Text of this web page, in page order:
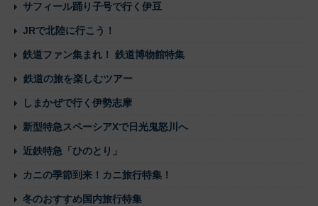
サフィール踊り子号で行く伊豆
JRで北陸に行こう！
鉄道ファン集まれ！ 鉄道博物館特集
鉄道の旅を楽しむツアー
しまかぜで行く伊勢志摩
新型特急スペーシアXで日光鬼怒川へ
近鉄特急「ひのとり」
カニの季節到来！カニ旅行特集！
冬のおすすめ国内旅行特集